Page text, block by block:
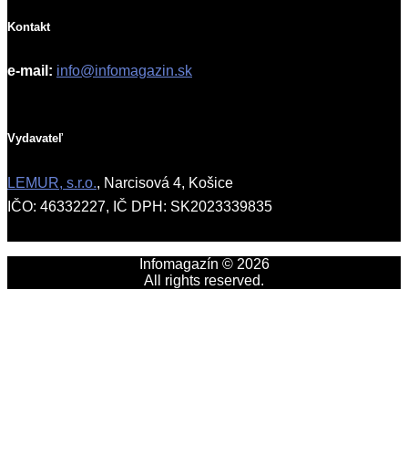
Kontakt
e-mail: info@infomagazin.sk
Vydavateľ
LEMUR, s.r.o., Narcisová 4, Košice
IČO: 46332227, IČ DPH: SK2023339835
Infomagazín © 2026
All rights reserved.